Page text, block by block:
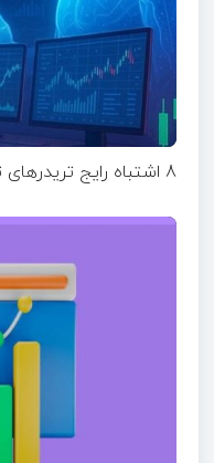
8 اشتباه رایج تریدرهای تازه‌کار (نکات طلایی)